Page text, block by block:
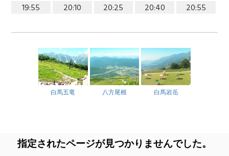
19:55
20:10 20:25 20:40 20:55
白馬五竜 八方尾根 白馬岩岳